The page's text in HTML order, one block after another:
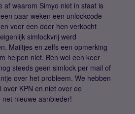
af waarom Simyo niet in staat is
paar weken een unlockcode
voor een door hen verkocht
simlockvrij werd
Mailtjes en zelfs een opmerking
helpen niet. Ben wel een keer
steeds geen simlock per mail of
over het probleem. We hebben
over KPN en niet over ee
nieuwe aanbieder!